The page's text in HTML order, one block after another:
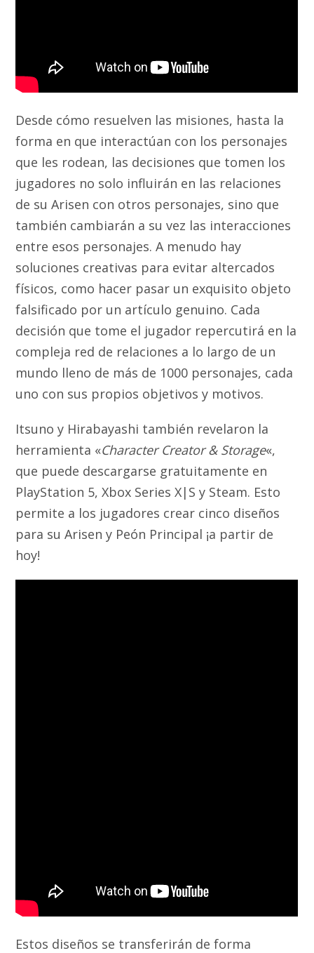
Desde cómo resuelven las misiones, hasta la
forma en que interactúan con los personajes
que les rodean, las decisiones que tomen los
jugadores no solo influirán en las relaciones
de su Arisen con otros personajes, sino que
también cambiarán a su vez las interacciones
entre esos personajes. A menudo hay
soluciones creativas para evitar altercados
físicos, como hacer pasar un exquisito objeto
falsificado por un artículo genuino. Cada
decisión que tome el jugador repercutirá en la
compleja red de relaciones a lo largo de un
mundo lleno de más de 1000 personajes, cada
uno con sus propios objetivos y motivos.
Itsuno y Hirabayashi también revelaron la
herramienta «Character Creator & Storage«,
que puede descargarse gratuitamente en
PlayStation 5, Xbox Series X|S y Steam. Esto
permite a los jugadores crear cinco diseños
para su Arisen y Peón Principal ¡a partir de
hoy!
Estos diseños se transferirán de forma